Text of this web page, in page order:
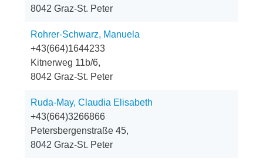
8042 Graz-St. Peter
Rohrer-Schwarz, Manuela
+43(664)1644233
Kitnerweg 11b/6,
8042 Graz-St. Peter
Ruda-May, Claudia Elisabeth
+43(664)3266866
Petersbergenstraße 45,
8042 Graz-St. Peter